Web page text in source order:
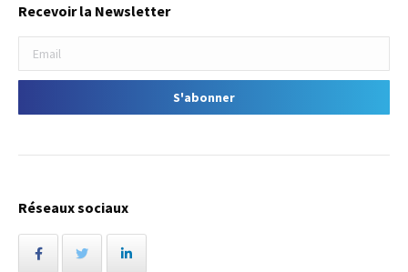
Recevoir la Newsletter
Réseaux sociaux